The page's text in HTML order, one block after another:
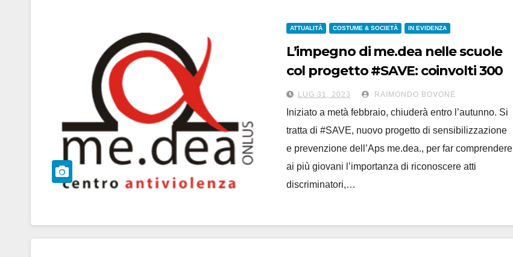
ATTUALITÀ COSTUME & SOCIETÀ IN EVIDENZA
L’impegno di me.dea nelle scuole
col progetto #SAVE: coinvolti 300
studenti e 60 insegnanti
LUG 31, 2023 RAIMONDO BOVONE
Iniziato a metà febbraio, chiuderà entro l’autunno. Si
tratta di #SAVE, nuovo progetto di sensibilizzazione
e prevenzione dell’Aps me.dea., per far comprendere
ai più giovani l’importanza di riconoscere atti
discriminatori,…